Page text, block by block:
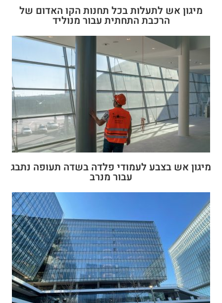
מיגון אש לתעלות בכל תחנות הקו האדום של
הרכבת התחתית עבור מנוליד
מיגון אש בצבע לעמודי פלדה בשדה תעופה נתבג
עבור מנרב